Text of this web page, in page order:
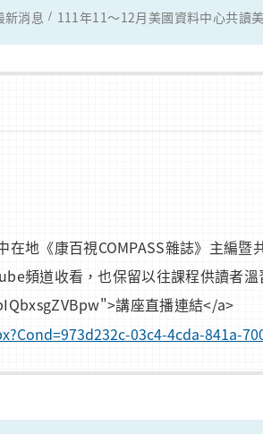
新消息 111年11～12月美國資料中心共讀
地《康百視COMPASS雜誌》主編
頻道收看，也保留以往課程供讀者
講座直播連結</a>
03c4-4cda-841a-